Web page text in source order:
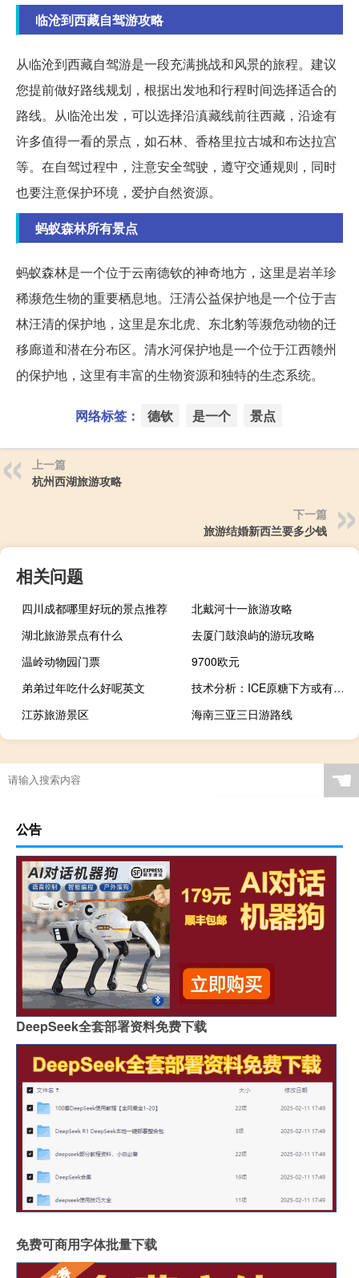
临沧到西藏自驾游攻略
从临沧到西藏自驾游是一段充满挑战和风景的旅程。建议
您提前做好路线规划，根据出发地和行程时间选择适合的
路线。从临沧出发，可以选择沿滇藏线前往西藏，沿途有
许多值得一看的景点，如石林、香格里拉古城和布达拉宫
等。在自驾过程中，注意安全驾驶，遵守交通规则，同时
也要注意保护环境，爱护自然资源。
蚂蚁森林所有景点
蚂蚁森林是一个位于云南德钦的神奇地方，这里是岩羊珍
稀濒危生物的重要栖息地。汪清公益保护地是一个位于吉
林汪清的保护地，这里是东北虎、东北豹等濒危动物的迁
移廊道和潜在分布区。清水河保护地是一个位于江西赣州
的保护地，这里有丰富的生物资源和独特的生态系统。
网络标签： 德钦 是一个 景点
上一篇
杭州西湖旅游攻略
下一篇
旅游结婚新西兰要多少钱
相关问题
四川成都哪里好玩的景点推荐
北戴河十一旅游攻略
湖北旅游景点有什么
去厦门鼓浪屿的游玩攻略
温岭动物园门票
9700欧元
弟弟过年吃什么好呢英文
技术分析：ICE原糖下方或有较大空间
江苏旅游景区
海南三亚三日游路线
☚
公告
DeepSeek全套部署资料免费下载
免费可商用字体批量下载